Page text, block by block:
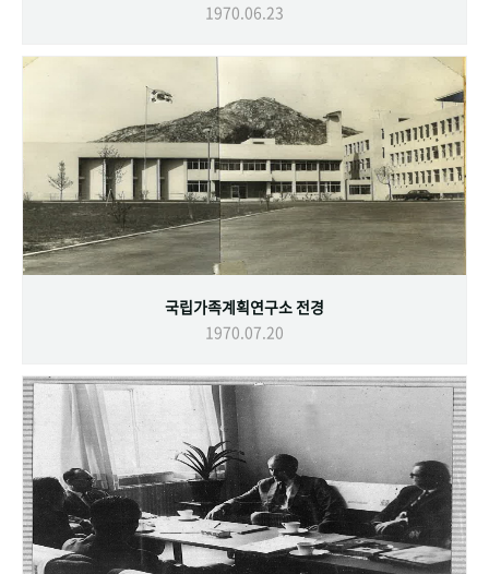
1970.06.23
국립가족계획연구소 전경
1970.07.20